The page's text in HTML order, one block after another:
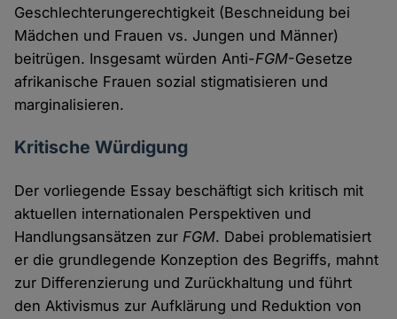
Geschlechterungerechtigkeit (Beschneidung bei
Mädchen und Frauen vs. Jungen und Männer)
beitrügen. Insgesamt würden Anti-FGM-Gesetze
afrikanische Frauen sozial stigmatisieren und
marginalisieren.
Kritische Würdigung
Der vorliegende Essay beschäftigt sich kritisch mit
aktuellen internationalen Perspektiven und
Handlungsansätzen zurFGM. Dabei problematisiert
er die grundlegende Konzeption des Begriffs, mahnt
zur Differenzierung und Zurückhaltung und führt
den Aktivismus zur Aufklärung und Reduktion von